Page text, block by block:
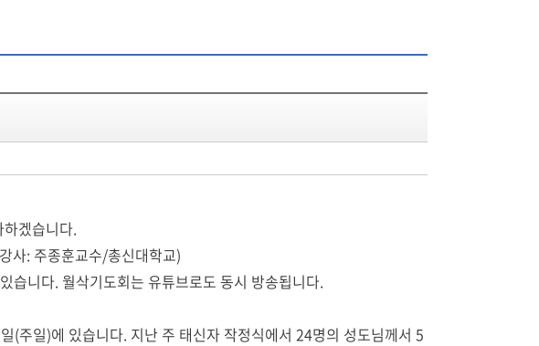
겠습니다.
사: 주종훈교수/총신대학교)
습니다. 월삭기도회는 유튜브로도 동시 방송됩니다.
(주일)에 있습니다. 지난 주 태신자 작정식에서 24명의 성도님께서 5